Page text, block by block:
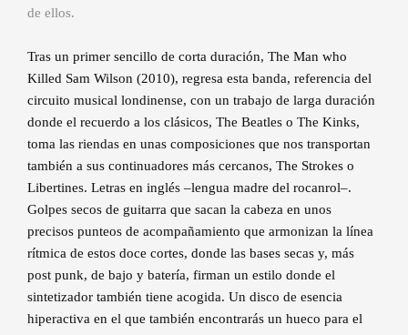
de ellos.
Tras un primer sencillo de corta duración, The Man who
Killed Sam Wilson (2010), regresa esta banda, referencia del
circuito musical londinense, con un trabajo de larga duración
donde el recuerdo a los clásicos, The Beatles o The Kinks,
toma las riendas en unas composiciones que nos transportan
también a sus continuadores más cercanos, The Strokes o
Libertines. Letras en inglés –lengua madre del rocanrol–.
Golpes secos de guitarra que sacan la cabeza en unos
precisos punteos de acompañamiento que armonizan la línea
rítmica de estos doce cortes, donde las bases secas y, más
post punk, de bajo y batería, firman un estilo donde el
sintetizador también tiene acogida. Un disco de esencia
hiperactiva en el que también encontrarás un hueco para el